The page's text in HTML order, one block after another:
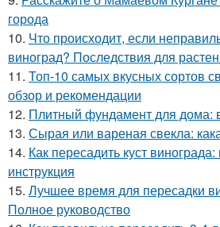
города
10. Что происходит, если
виноград? Последствия для
11. Топ-10 самых вкусных сортов
обзор и рекомендации
12. Плитный фундамент для дома:
13. Сырая или вареная свекла:
14. Как пересадить куст
инструкция
15. Лучшее время для пересадки
Полное руководство